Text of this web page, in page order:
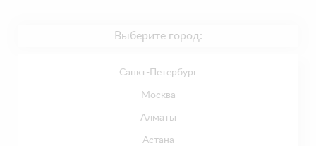
Выберите город:
Санкт-Петербург
Москва
Алматы
Астана